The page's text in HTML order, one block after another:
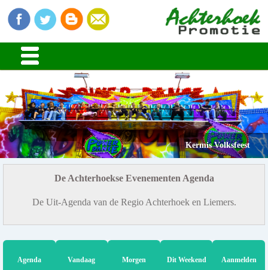
Kermis Volksfeest
De Achterhoekse Evenementen Agenda
De Uit-Agenda van de Regio Achterhoek en Liemers.
Agenda Vandaag Morgen Dit Weekend Aanmelden